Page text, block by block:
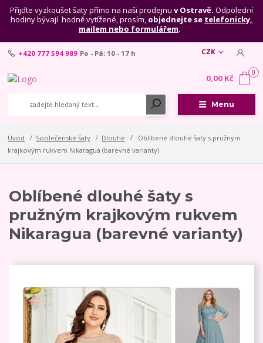
Přijďte vyzkoušet šaty přímo na naši prodejnu v Ostravě. Odpolední
hodiny bývají hodně vytížené, prosím, objednejte se telefonicky,
mailem nebo formulářem.
Menu
CZK
+420 777 594 989 Po - Pá: 10 - 17 h
0
0,00 Kč
Úvod Společenské šaty Dlouhé
Oblíbené dlouhé šaty s pružným
krajkovým rukvem Nikaragua (barevné varianty)
Oblíbené dlouhé šaty s
pružným krajkovým rukvem
Nikaragua (barevné varianty)